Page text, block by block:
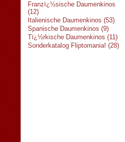
Franzï¿½sische Daumenkinos
(12)
Italienische Daumenkinos (53)
Spanische Daumenkinos (9)
Tï¿½rkische Daumenkinos (11)
Sonderkatalog Fliptomania! (28)